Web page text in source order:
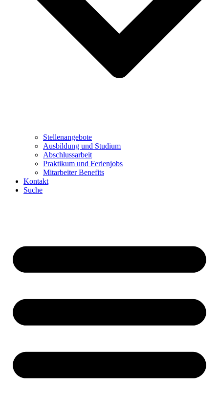
Stellenangebote
Ausbildung und Studium
Abschlussarbeit
Praktikum und Ferienjobs
Mitarbeiter Benefits
Kontakt
Suche